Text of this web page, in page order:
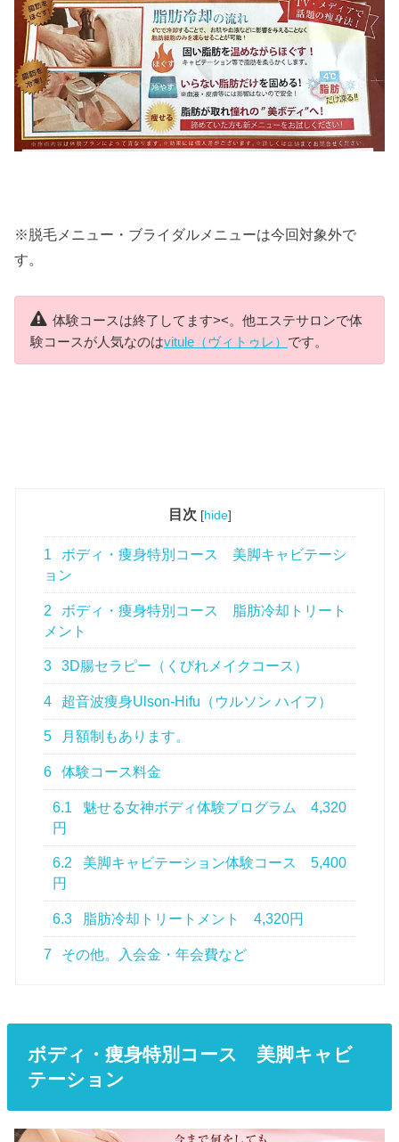
※脱毛メニュー・ブライダルメニューは今回対象外で
す。
体験コースは終了してます><。他エステサロンで体
験コースが人気なのはvitule（ヴィトゥレ） です。
目次 [hide]
1
ボディ・痩身特別コース 美脚キャビテーシ
ョン
2
ボディ・痩身特別コース 脂肪冷却トリート
メント
3 3D腸セラピー（くびれメイクコース）
4 超音波痩身Ulson-Hifu（ウルソン ハイフ）
5 月額制もあります。
6 体験コース料金
6.1
魅せる女神ボディ体験プログラム 4,320
円
6.2
美脚キャビテーション体験コース 5,400
円
6.3 脂肪冷却トリートメント 4,320円
7 その他。入会金・年会費など
ボディ・痩身特別コース 美脚キャビ
テーション